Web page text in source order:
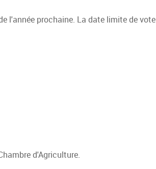
l'année prochaine. La date limite de vote
d'Agriculture.